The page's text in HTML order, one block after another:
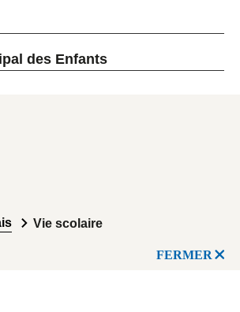
des Enfants
Vie scolaire
FERMER